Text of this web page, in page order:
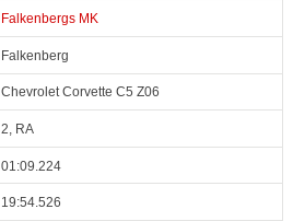
Falkenbergs MK
Falkenberg
Chevrolet Corvette C5 Z06
2, RA
01:09.224
19:54.526